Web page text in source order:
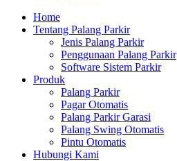
Home
Tentang Palang Parkir
Jenis Palang Parkir
Penggunaan Palang Parkir
Software Sistem Parkir
Produk
Palang Parkir
Pagar Otomatis
Palang Parkir Garasi
Palang Swing Otomatis
Pintu Otomatis
Hubungi Kami